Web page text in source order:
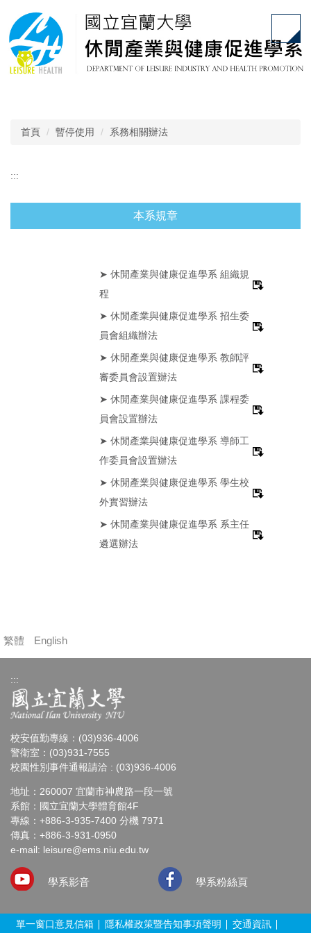
到
主
要
內
首頁 暫停使用 系務相關辦法
:::
本系規章
➤ 休閒產業與健康促進學系 組織規
程
➤ 休閒產業與健康促進學系 招生委
員會組織辦法
➤ 休閒產業與健康促進學系 教師評
審委員會設置辦法
➤ 休閒產業與健康促進學系 課程委
員會設置辦法
➤ 休閒產業與健康促進學系 導師工
作委員會設置辦法
➤ 休閒產業與健康促進學系 學生校
外實習辦法
➤ 休閒產業與健康促進學系 系主任
遴選辦法
繁體 English
:::
校安值勤專線：(03)936-4006
警衛室：(03)931-7555
校園性別事件通報請洽 : (03)936-4006
地址：260007 宜蘭市神農路一段一號
系館：國立宜蘭大學體育館4F
專線：+886-3-935-7400 分機 7971
傳真：+886-3-931-0950
e-mail: leisure@ems.niu.edu.tw
學系影音 學系粉絲頁
單一窗口意見信箱 隱私權政策暨告知事項聲明 交通資訊